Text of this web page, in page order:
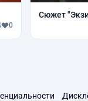
0
Сюжет